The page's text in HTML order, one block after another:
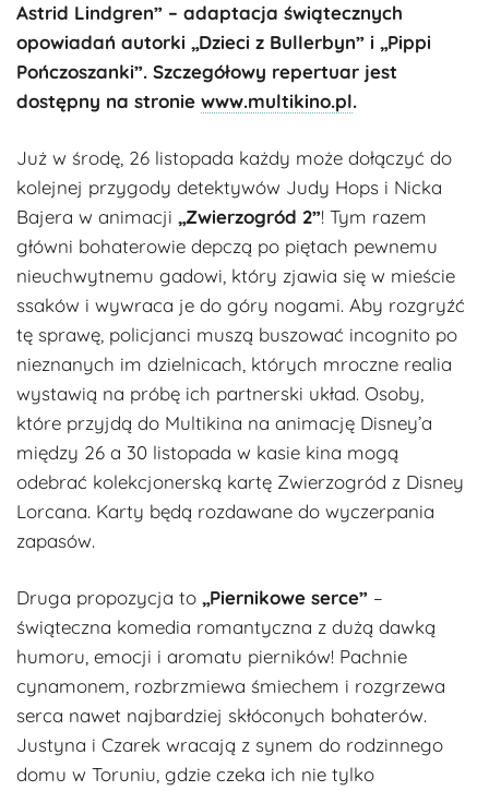
Astrid Lindgren” – adaptacja świątecznych
opowiadań autorki „Dzieci z Bullerbyn” i „Pippi
Pończoszanki”. Szczegółowy repertuar jest
dostępny na stronie www.multikino.pl.
Już w środę, 26 listopada każdy może dołączyć do
kolejnej przygody detektywów Judy Hops i Nicka
Bajera w animacji „Zwierzogród 2”! Tym razem
główni bohaterowie depczą po piętach pewnemu
nieuchwytnemu gadowi, który zjawia się w mieście
ssaków i wywraca je do góry nogami. Aby rozgryźć
tę sprawę, policjanci muszą buszować incognito po
nieznanych im dzielnicach, których mroczne realia
wystawią na próbę ich partnerski układ. Osoby,
które przyjdą do Multikina na animację Disney’a
między 26 a 30 listopada w kasie kina mogą
odebrać kolekcjonerską kartę Zwierzogród z Disney
Lorcana. Karty będą rozdawane do wyczerpania
zapasów.
Druga propozycja to „Piernikowe serce” –
świąteczna komedia romantyczna z dużą dawką
humoru, emocji i aromatu pierników! Pachnie
cynamonem, rozbrzmiewa śmiechem i rozgrzewa
serca nawet najbardziej skłóconych bohaterów.
Justyna i Czarek wracają z synem do rodzinnego
domu w Toruniu, gdzie czeka ich nie tylko